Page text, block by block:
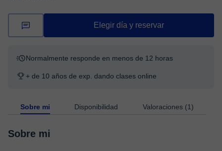
Elegir día y reservar
Normalmente responde en menos de 12 horas
+ de 10 años de exp. dando clases online
Sobre mi Disponibilidad Valoraciones (1)
Sobre mi